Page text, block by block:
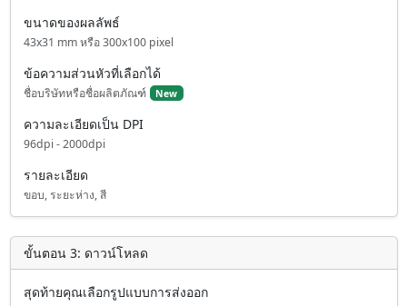
ขนาดของผลลัพธ์
43x31 mm หรือ 300x100 pixel
ข้อความส่วนหัวที่เลือกได้
ชื่อบริษัทหรือชื่อผลิตภัณฑ์ New
ความละเอียดเป็น DPI
96dpi - 2000dpi
รายละเอียด
ขอบ, ระยะห่าง, สี
ขั้นตอน 3: ดาวน์โหลด
สุดท้ายคุณเลือกรูปแบบการส่งออก